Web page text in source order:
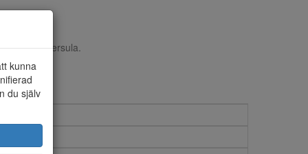
skinn innersula.
kunna
du själv